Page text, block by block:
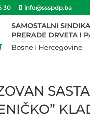
30 info@ssspdp.ba